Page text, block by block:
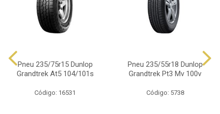
Pneu 235/75r15 Dunlop
Grandtrek At5 104/101s
Código: 16531
Pneu 235/55r18 Dunlop
Grandtrek Pt3 Mv 100v
Código: 5738